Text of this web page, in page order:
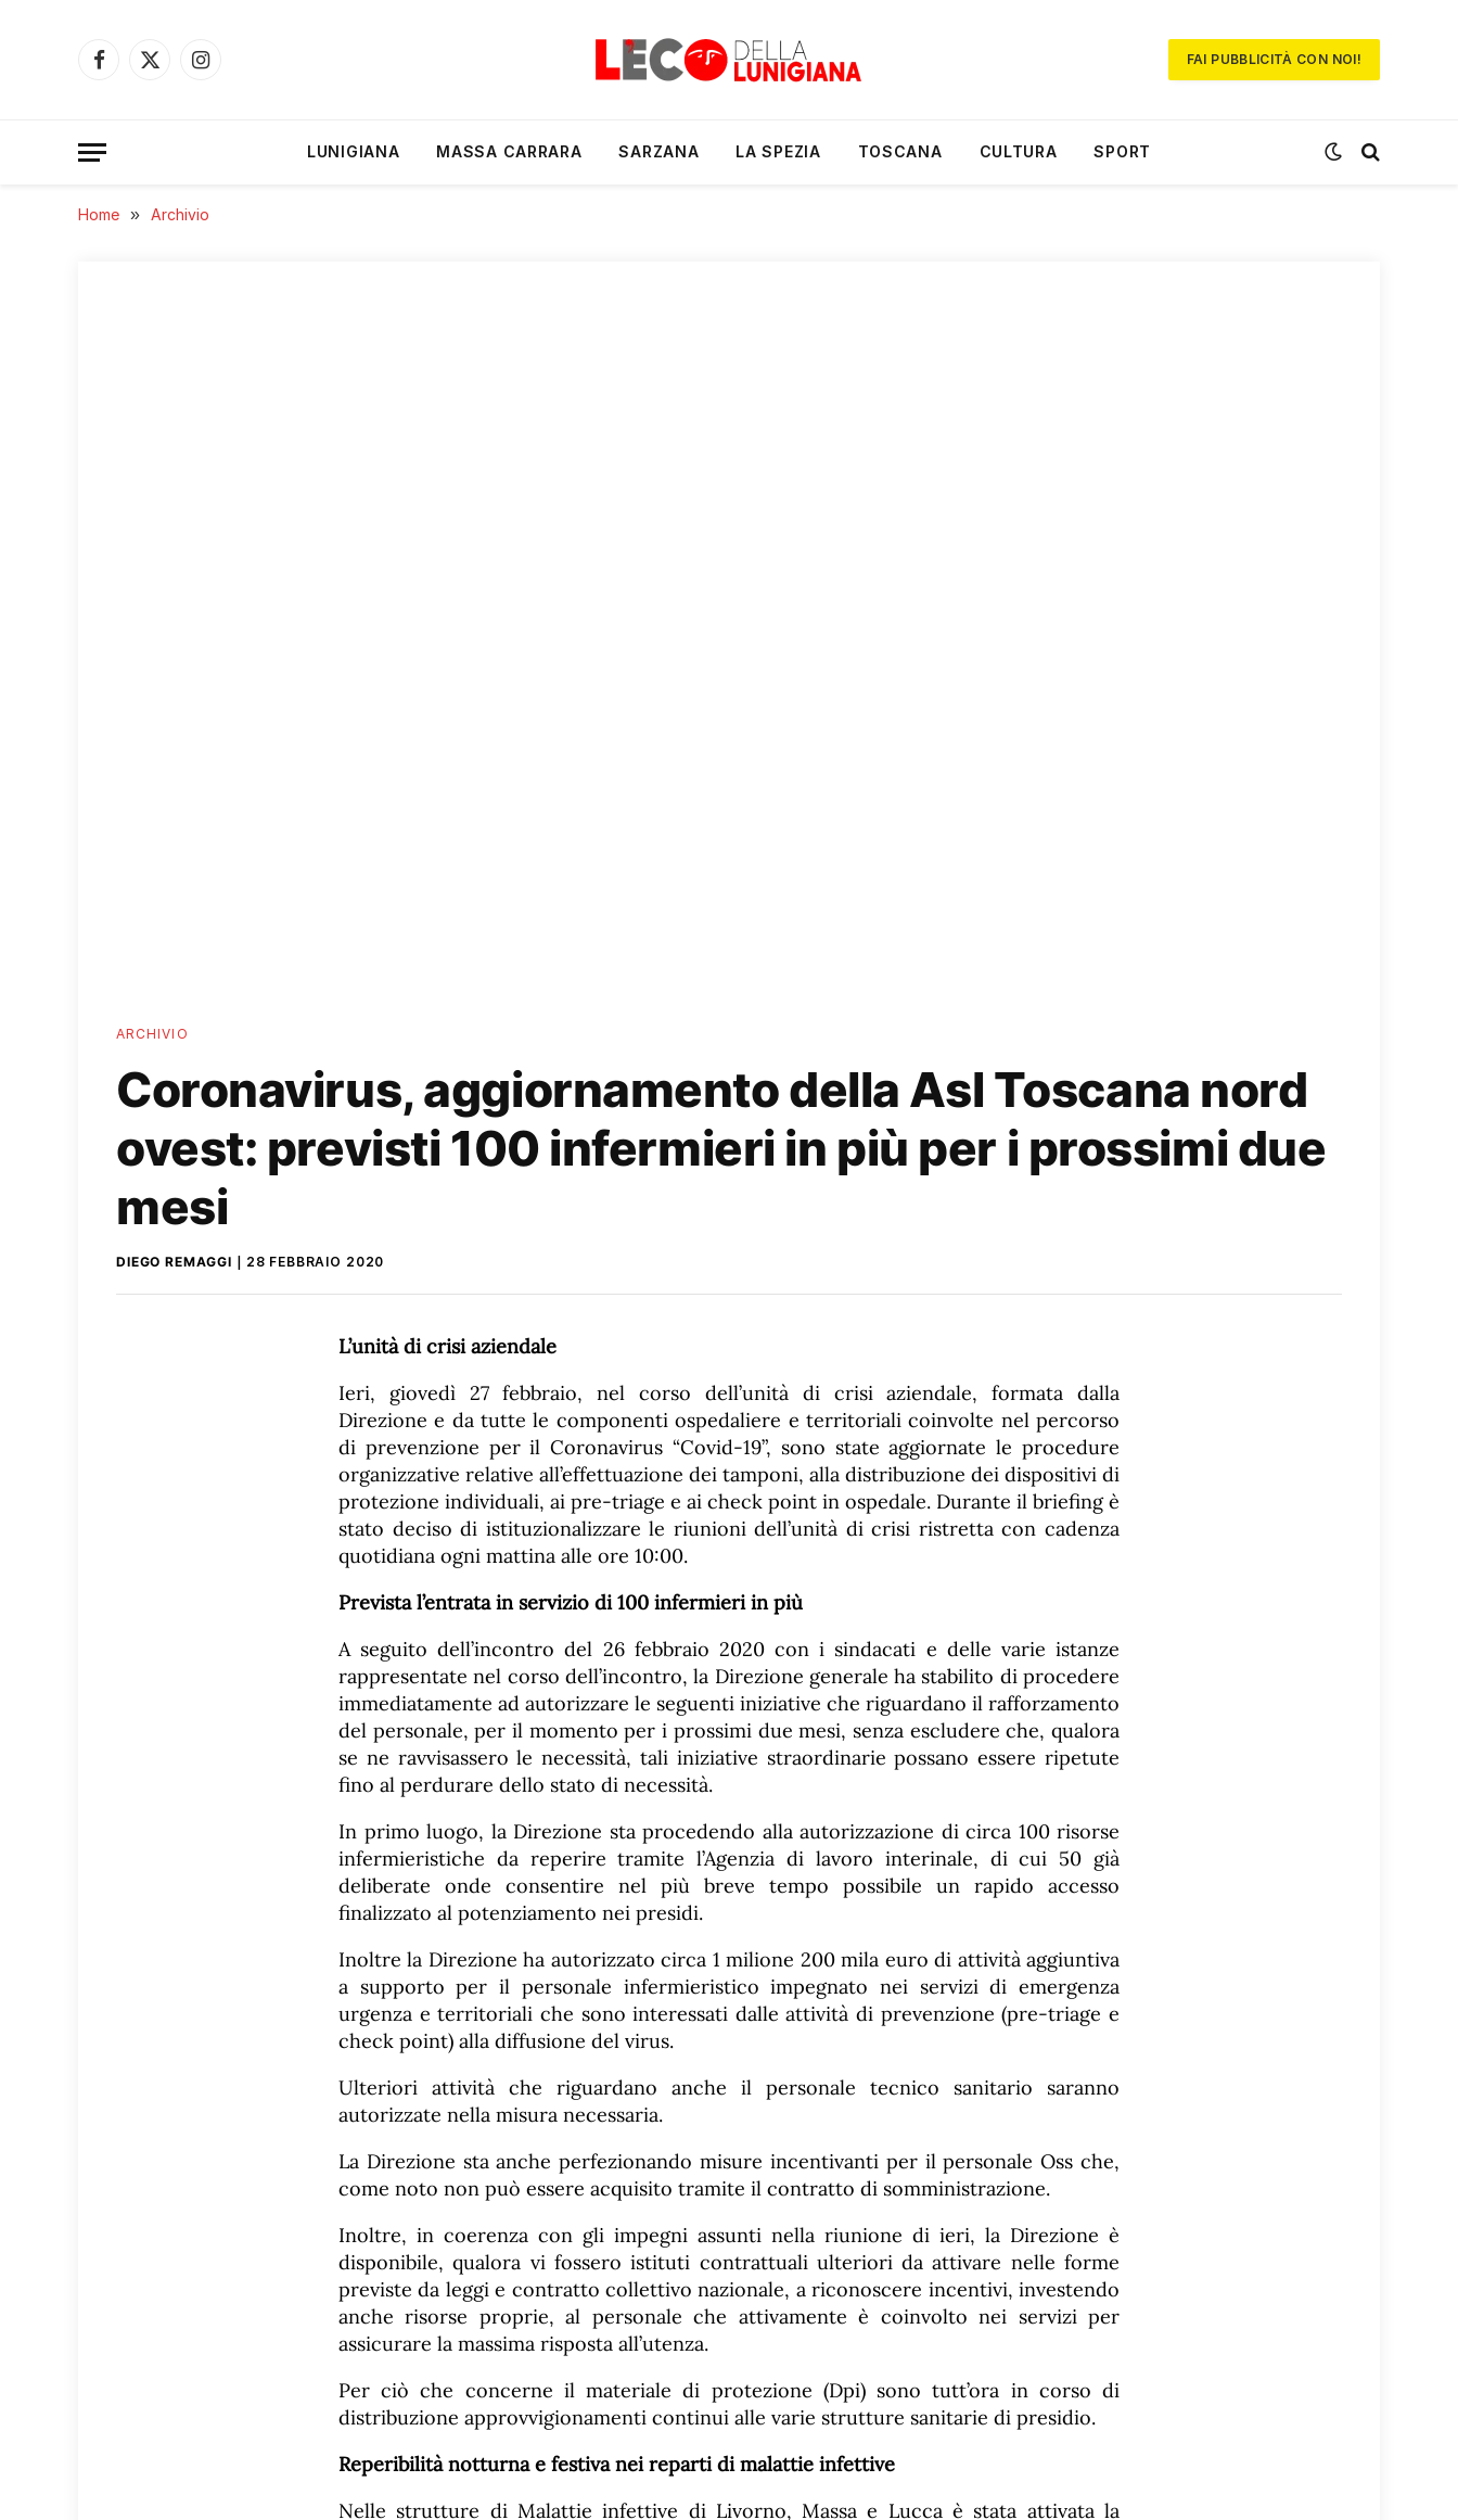
Facebook
X
Instagram
FAI PUBBLICITÀ CON NOI!
LUNIGIANA MASSA CARRARA SARZANA LA SPEZIA TOSCANA CULTURA SPORT
Home » Archivio
ARCHIVIO
Coronavirus, aggiornamento della Asl Toscana nord
ovest: previsti 100 infermieri in più per i prossimi due
mesi
DIEGO REMAGGI 28 FEBBRAIO 2020
L’unità di crisi aziendale
Ieri, giovedì 27 febbraio, nel corso dell’unità di crisi aziendale, formata dalla
Direzione e da tutte le componenti ospedaliere e territoriali coinvolte nel percorso
di prevenzione per il Coronavirus “Covid-19”, sono state aggiornate le procedure
organizzative relative all’effettuazione dei tamponi, alla distribuzione dei dispositivi di
protezione individuali, ai pre-triage e ai check point in ospedale. Durante il briefing è
stato deciso di istituzionalizzare le riunioni dell’unità di crisi ristretta con cadenza
quotidiana ogni mattina alle ore 10:00.
Prevista l’entrata in servizio di 100 infermieri in più
A seguito dell’incontro del 26 febbraio 2020 con i sindacati e delle varie istanze
rappresentate nel corso dell’incontro, la Direzione generale ha stabilito di procedere
immediatamente ad autorizzare le seguenti iniziative che riguardano il rafforzamento
del personale, per il momento per i prossimi due mesi, senza escludere che, qualora
se ne ravvisassero le necessità, tali iniziative straordinarie possano essere ripetute
fino al perdurare dello stato di necessità.
In primo luogo, la Direzione sta procedendo alla autorizzazione di circa 100 risorse
infermieristiche da reperire tramite l’Agenzia di lavoro interinale, di cui 50 già
deliberate onde consentire nel più breve tempo possibile un rapido accesso
finalizzato al potenziamento nei presidi.
Inoltre la Direzione ha autorizzato circa 1 milione 200 mila euro di attività aggiuntiva
a supporto per il personale infermieristico impegnato nei servizi di emergenza
urgenza e territoriali che sono interessati dalle attività di prevenzione (pre-triage e
check point) alla diffusione del virus.
Ulteriori attività che riguardano anche il personale tecnico sanitario saranno
autorizzate nella misura necessaria.
La Direzione sta anche perfezionando misure incentivanti per il personale Oss che,
come noto non può essere acquisito tramite il contratto di somministrazione.
Inoltre, in coerenza con gli impegni assunti nella riunione di ieri, la Direzione è
disponibile, qualora vi fossero istituti contrattuali ulteriori da attivare nelle forme
previste da leggi e contratto collettivo nazionale, a riconoscere incentivi, investendo
anche risorse proprie, al personale che attivamente è coinvolto nei servizi per
assicurare la massima risposta all’utenza.
Per ciò che concerne il materiale di protezione (Dpi) sono tutt’ora in corso di
distribuzione approvvigionamenti continui alle varie strutture sanitarie di presidio.
Reperibilità notturna e festiva nei reparti di malattie infettive
Nelle strutture di Malattie infettive di Livorno, Massa e Lucca è stata attivata la